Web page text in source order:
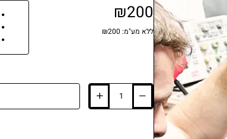
₪200
ללא מע"מ: ₪200